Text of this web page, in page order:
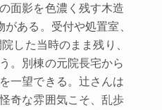
面影を色濃く残す木造
ある。受付や処置室、
した当時のまま残り、
。別棟の元院長宅から
一望できる。辻さんは
奇な雰囲気こそ、乱歩